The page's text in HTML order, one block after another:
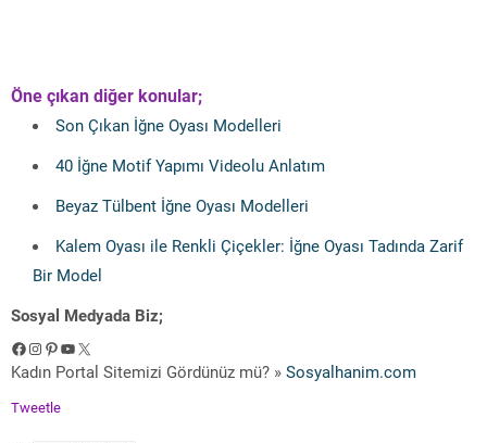
Öne çıkan diğer konular;
Son Çıkan İğne Oyası Modelleri
40 İğne Motif Yapımı Videolu Anlatım
Beyaz Tülbent İğne Oyası Modelleri
Kalem Oyası ile Renkli Çiçekler: İğne Oyası Tadında Zarif
Bir Model
Sosyal Medyada Biz;
Facebook
Instagram
Pinterest
YouTube
X
Kadın Portal Sitemizi Gördünüz mü? » Sosyalhanim.com
Tweetle